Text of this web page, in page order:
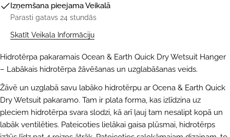
Izņemšana pieejamaVeikalā
Parasti gatavs 24 stundās
Skatīt Veikala Informāciju
Hidrotērpa pakaramais Ocean & Earth Quick Dry Wetsuit Hanger
– Labākais hidrotērpa žāvēšanas un uzglabāšanas veids.
Žāvē un uzglabā savu labāko hidrotērpu ar Ocena & Earth Quick
Dry Wetsuit pakaramo. Tam ir plata forma, kas izlīdzina uz
pleciem hidrotērpa svara slodzi, kā arī ļauj tam nesalipt kopā un
labāk ventilēties. Pateicoties lielākai gaisa plūsmai, hidrotērps